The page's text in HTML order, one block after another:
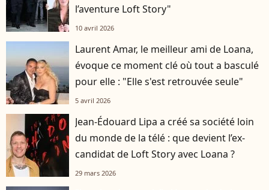
l’aventure Loft Story"
10 avril 2026
Laurent Amar, le meilleur ami de Loana,
évoque ce moment clé où tout a basculé
pour elle : "Elle s'est retrouvée seule"
5 avril 2026
Jean-Édouard Lipa a créé sa société loin
du monde de la télé : que devient l’ex-
candidat de Loft Story avec Loana ?
29 mars 2026